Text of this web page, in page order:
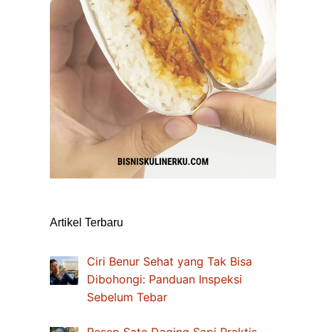
Artikel Terbaru
Ciri Benur Sehat yang Tak Bisa
Dibohongi: Panduan Inspeksi
Sebelum Tebar